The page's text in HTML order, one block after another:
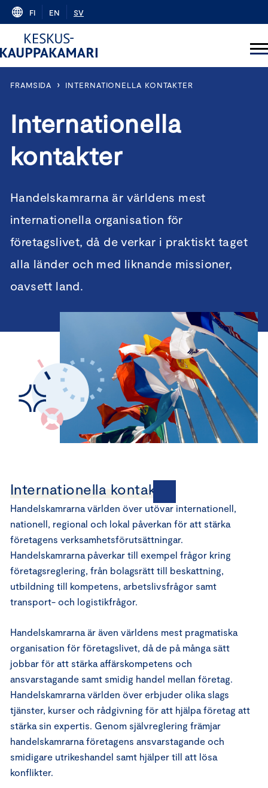
Skip
content
FI EN SV
FRAMSIDA › INTERNATIONELLA KONTAKTER
Internationella
kontakter
Handelskamrarna är världens mest
internationella organisation för
företagslivet, då de verkar i praktiskt taget
alla länder och med liknande missioner,
oavsett land.
Internationella kontakter
Handelskamrarna världen över utövar internationell,
nationell, regional och lokal påverkan för att stärka
företagens verksamhetsförutsättningar.
Handelskamrarna påverkar till exempel frågor kring
företagsreglering, från bolagsrätt till beskattning,
utbildning till kompetens, arbetslivsfrågor samt
transport- och logistikfrågor.
Handelskamrarna är även världens mest pragmatiska
organisation för företagslivet, då de på många sätt
jobbar för att stärka affärskompetens och
ansvarstagande samt smidig handel mellan företag.
Handelskamrarna världen över erbjuder olika slags
tjänster, kurser och rådgivning för att hjälpa företag att
stärka sin expertis. Genom självreglering främjar
handelskamrarna företagens ansvarstagande och
smidigare utrikeshandel samt hjälper till att lösa
konflikter.